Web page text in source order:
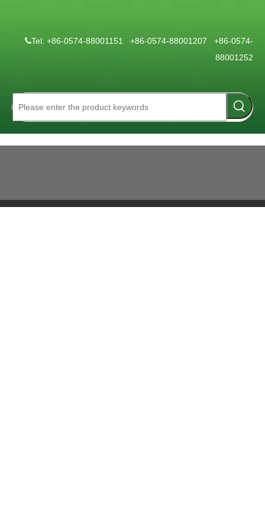
Tel: +86-0574-88001151 +86-0574-88001207 +86-0574-
88001252